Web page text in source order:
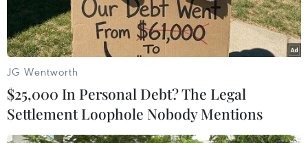
JG Wentworth
$25,000 In Personal Debt? The Legal
Settlement Loophole Nobody Mentions